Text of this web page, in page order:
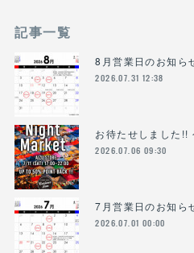
記事一覧
8月営業日のお知ら
2026.07.31 12:38
お待たせしました!!
2026.07.06 09:30
7月営業日のお知ら
2026.07.01 00:00